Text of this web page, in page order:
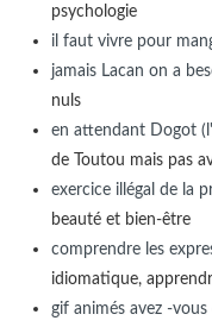
psychologie
il faut vivre pour
jamais Lacan on a
nuls
en attendant Dogot
de Toutou mais pas
exercice illégal de la
beauté et bien-être
comprendre les
idiomatique,
gif animés avez -